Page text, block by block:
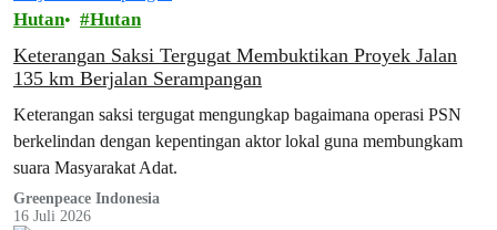
Hutan Hutan
Keterangan Saksi Tergugat Membuktikan Proyek Jalan
135 km Berjalan Serampangan
Keterangan saksi tergugat mengungkap bagaimana operasi PSN
berkelindan dengan kepentingan aktor lokal guna membungkam
suara Masyarakat Adat.
Greenpeace Indonesia
16 Juli 2026